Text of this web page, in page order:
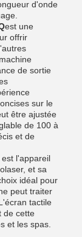
d'onde
est une
offrir
de sortie
sur le
être ajustée
de 100 à
et de
l'appareil
et sa
idéal pour
peut traiter
tactile
de cette
et les spas.